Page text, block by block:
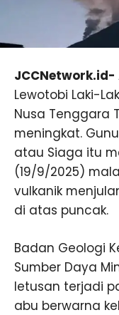
JCCNetwork.id-
Lewotobi Laki-
Nusa Tenggara
meningkat.
atau Siaga itu
(19/9/2025)
vulkanik
di atas puncak.
Badan Geologi
Sumber Daya
letusan terjadi
abu berwarna